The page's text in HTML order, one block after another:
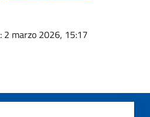
: 2 marzo 2026, 15:17